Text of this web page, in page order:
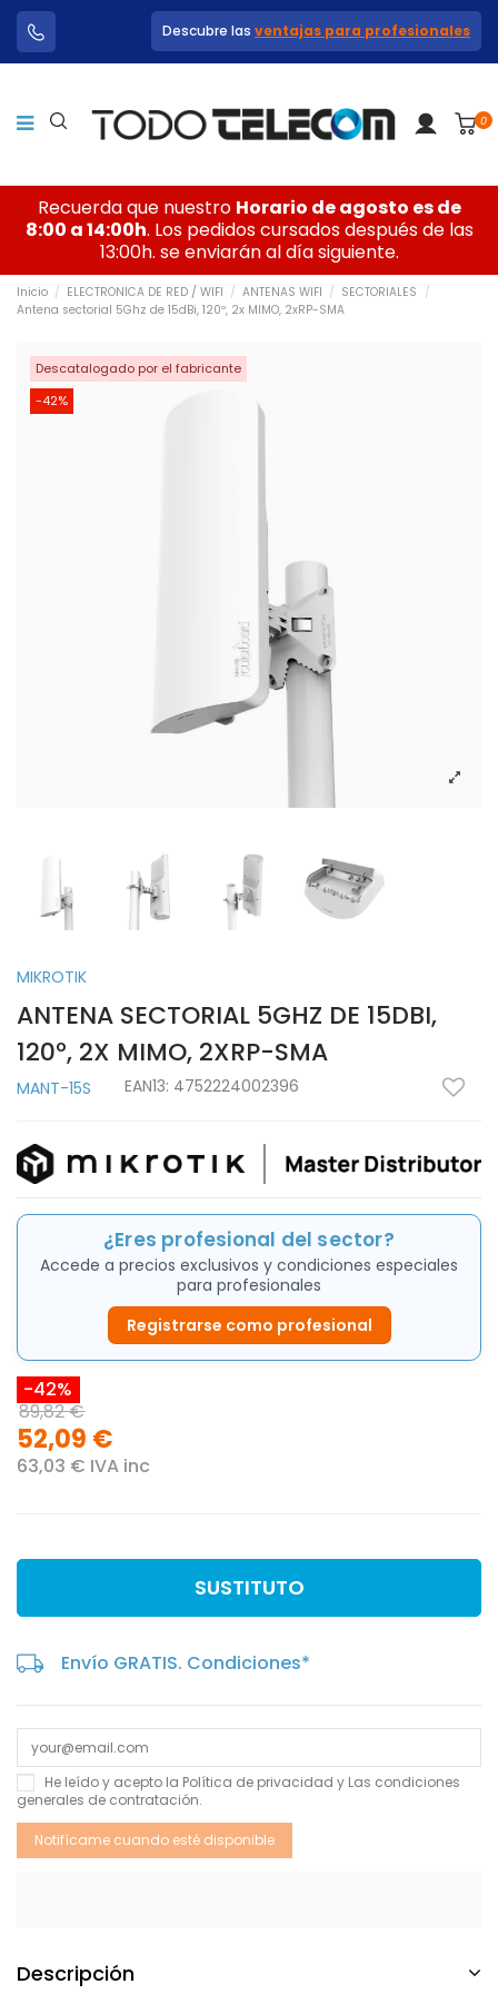
Descubre las ventajas para profesionales
0
Recuerda que nuestro Horario de agosto es de
8:00 a 14:00h. Los pedidos cursados después de las
13:00h. se enviarán al día siguiente.
Inicio ELECTRONICA DE RED / WIFI ANTENAS WIFI
SECTORIALES
Antena sectorial 5Ghz de 15dBi, 120º, 2x MIMO, 2xRP-SMA
Descatalogado por el fabricante
-42%
MIKROTIK
ANTENA SECTORIAL 5GHZ DE 15DBI,
120º, 2X MIMO, 2XRP-SMA
MANT-15S EAN13: 4752224002396
¿Eres profesional del sector?
Accede a precios exclusivos y condiciones especiales
para profesionales
Registrarse como profesional
-42%
89,82 €
52,09 €
63,03 € IVA inc
SUSTITUTO
Envío GRATIS. Condiciones*
He leído y acepto la Política de privacidad y Las condiciones
generales de contratación.
Descripción